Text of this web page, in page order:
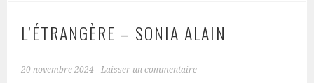
L’ÉTRANGÈRE – SONIA ALAIN
20 novembre 2024 Laisser un commentaire